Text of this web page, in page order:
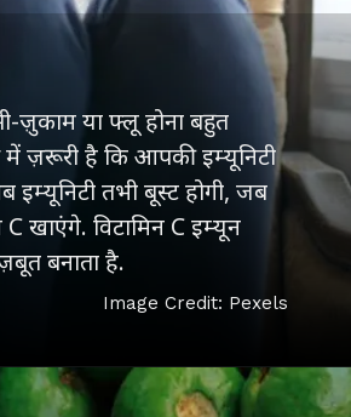
ज़ुकाम या फ्लू होना बहुत
ज़रूरी है कि आपकी इम्यूनिटी
तभी बूस्ट होगी, जब
खाएंगे. विटामिन C इम्यून
बनाता है.
Image Credit: Pexels